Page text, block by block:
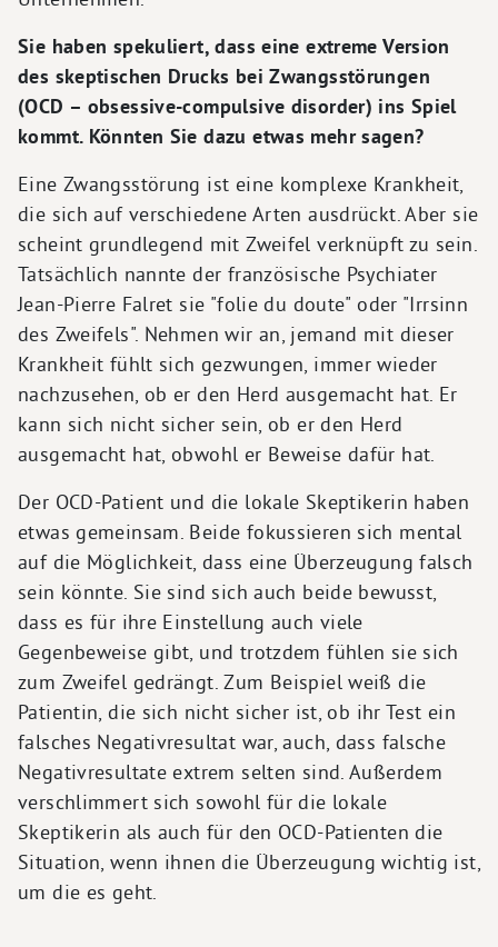
Sie haben spekuliert, dass eine extreme Version
des skeptischen Drucks bei Zwangsstörungen
(OCD – obsessive-compulsive disorder) ins Spiel
kommt. Könnten Sie dazu etwas mehr sagen?
Eine Zwangsstörung ist eine komplexe Krankheit,
die sich auf verschiedene Arten ausdrückt. Aber sie
scheint grundlegend mit Zweifel verknüpft zu sein.
Tatsächlich nannte der französische Psychiater
Jean-Pierre Falret sie "folie du doute" oder "Irrsinn
des Zweifels". Nehmen wir an, jemand mit dieser
Krankheit fühlt sich gezwungen, immer wieder
nachzusehen, ob er den Herd ausgemacht hat. Er
kann sich nicht sicher sein, ob er den Herd
ausgemacht hat, obwohl er Beweise dafür hat.
Der OCD-Patient und die lokale Skeptikerin haben
etwas gemeinsam. Beide fokussieren sich mental
auf die Möglichkeit, dass eine Überzeugung falsch
sein könnte. Sie sind sich auch beide bewusst,
dass es für ihre Einstellung auch viele
Gegenbeweise gibt, und trotzdem fühlen sie sich
zum Zweifel gedrängt. Zum Beispiel weiß die
Patientin, die sich nicht sicher ist, ob ihr Test ein
falsches Negativresultat war, auch, dass falsche
Negativresultate extrem selten sind. Außerdem
verschlimmert sich sowohl für die lokale
Skeptikerin als auch für den OCD-Patienten die
Situation, wenn ihnen die Überzeugung wichtig ist,
um die es geht.